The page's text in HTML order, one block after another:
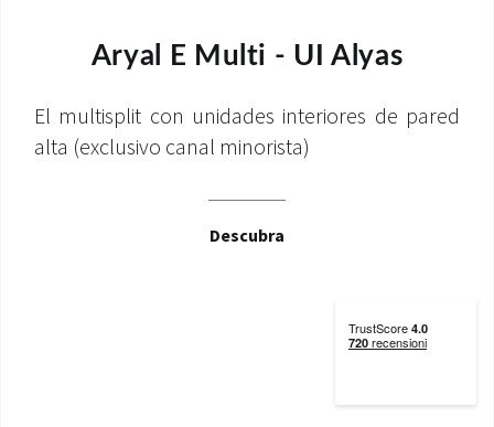
Aryal E Multi - UI Alyas
El multisplit con unidades interiores de pared
alta (exclusivo canal minorista)
Descubra